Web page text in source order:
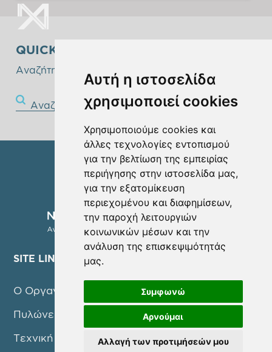
Αυτή η ιστοσελίδα
χρησιμοποιεί cookies
Χρησιμοποιούμε cookies και
άλλες τεχνολογίες εντοπισμού
για την βελτίωση της εμπειρίας
περιήγησης στην ιστοσελίδα μας,
για την εξατομίκευση
περιεχομένου και διαφημίσεων,
την παροχή λειτουργιών
κοινωνικών μέσων και την
ανάλυση της επισκεψιμότητάς
μας.
Συμφωνώ
Αρνούμαι
Αλλαγή των προτιμήσεών μου
QUICK SEARCH
Αναζήτηστε παρακάτω!
Αναζήτηση
SITE LINKS
Ο Οργανισμός
Πυλώνες Δράσης
Τεχνική Υπηρεσία